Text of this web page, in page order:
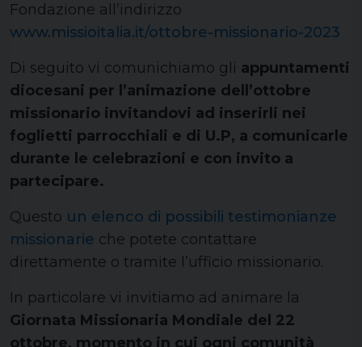
Fondazione all’indirizzo
www.missioitalia.it/ottobre-missionario-2023
Di seguito vi comunichiamo gli appuntamenti
diocesani per l’animazione dell’ottobre
missionario invitandovi ad inserirli nei
foglietti parrocchiali e di U.P, a comunicarle
durante le celebrazioni e con invito a
partecipare.
Questo un elenco di possibili testimonianze
missionarie che potete contattare
direttamente o tramite l’ufficio missionario.
In particolare vi invitiamo ad animare la
Giornata Missionaria Mondiale del 22
ottobre, momento in cui ogni comunità